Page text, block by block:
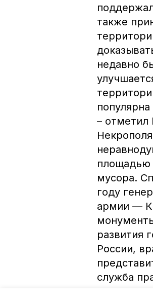
также
недавно
– отметил
площадью
мусора.
году
армии —
развития
России,
служба